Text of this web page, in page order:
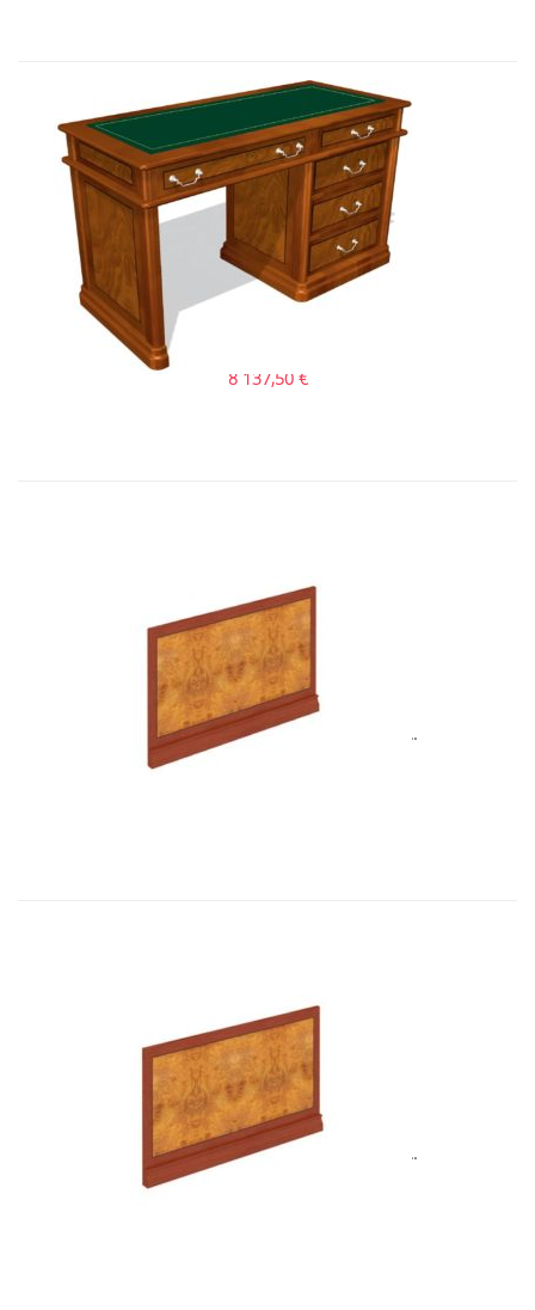
Art&Moble 01123 Стол секретаря �...
8 137,50 €
Art&Moble 01129 Лицевая панель �...
Art&Moble 01128 Лицевая панель �...